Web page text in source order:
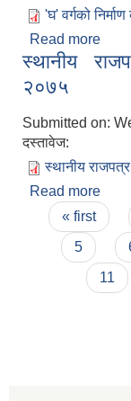
'घ' वर्गको
Read more
स्थानीय
२०७५
Submitted on:
दस्तावेज:
स्थानीय
Read more
Pages
« first
5
11